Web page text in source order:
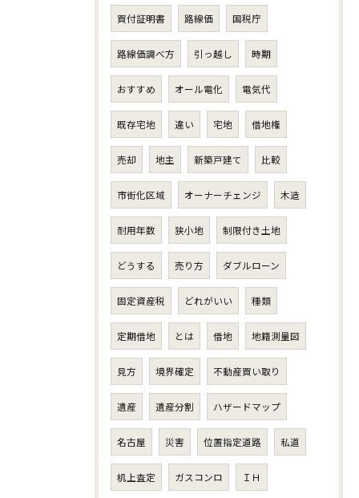
買付証明書 路線価 国税庁
路線価調べ方 引っ越し 時期
おすすめ オール電化 電気代
既存宅地 違い 宅地 借地権
売却 地主 新築戸建て 比較
市街化区域 オーナーチェンジ 木造
耐用年数 狭小地 制限付き土地
どうする 売り方 ダブルローン
固定資産税 どれがいい 種類
定期借地 とは 借地 地籍測量図
見方 境界確定 不動産買い取り
遺産 遺産分割 ハザードマップ
名古屋 災害 位置指定道路 私道
机上査定 ガスコンロ ＩＨ